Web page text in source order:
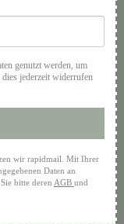
genutzt werden, um
jederzeit widerrufen
wir rapidmail. Mit Ihrer
Daten an
bitte deren AGB und